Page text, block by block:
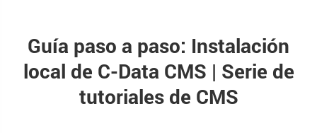
Guía paso a paso: Instalación
local de C-Data CMS | Serie de
tutoriales de CMS